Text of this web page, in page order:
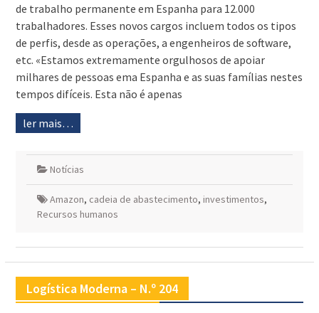
de trabalho permanente em Espanha para 12.000
trabalhadores. Esses novos cargos incluem todos os tipos
de perfis, desde as operações, a engenheiros de software,
etc. «Estamos extremamente orgulhosos de apoiar
milhares de pessoas ema Espanha e as suas famílias nestes
tempos difíceis. Esta não é apenas
ler mais…
Notícias
Amazon, cadeia de abastecimento, investimentos,
Recursos humanos
Logística Moderna – N.º 204